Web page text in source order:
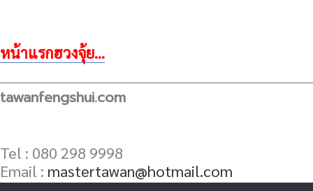
หน้าแรกฮวงจุ้ย...
tawanfengshui.com
Tel : 080 298 9998
Email : mastertawan@hotmail.com